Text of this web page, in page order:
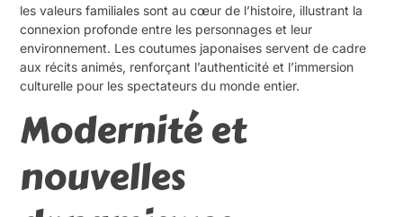
les valeurs familiales sont au cœur de l’histoire, illustrant la
connexion profonde entre les personnages et leur
environnement. Les coutumes japonaises servent de cadre
aux récits animés, renforçant l’authenticité et l’immersion
culturelle pour les spectateurs du monde entier.
Modernité et
nouvelles